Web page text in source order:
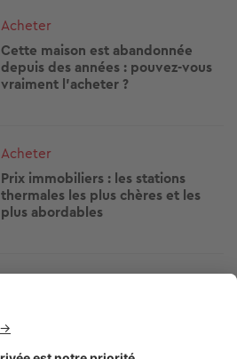
Acheter
Cette maison est abandonnée
depuis des années : pouvez-vous
vraiment l’acheter ?
Acheter
Prix immobiliers : les stations
thermales les plus chères et les
plus abordables
logement jusqu'à 50 % moins cher
: êtes-vous éligible ?